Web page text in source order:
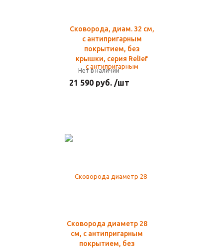
Сковорода, диам. 32 см,
с антипригарным
покрытием, без
крышки, серия Relief
Нет в наличии
21 590 руб. /шт
Сковорода диаметр 28
см, с антипригарным
покрытием, без